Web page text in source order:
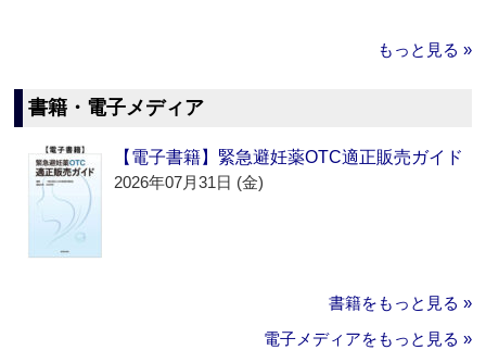
もっと見る »
書籍・電子メディア
【電子書籍】緊急避妊薬OTC適正販売ガイド
2026年07月31日 (金)
書籍をもっと見る »
電子メディアをもっと見る »